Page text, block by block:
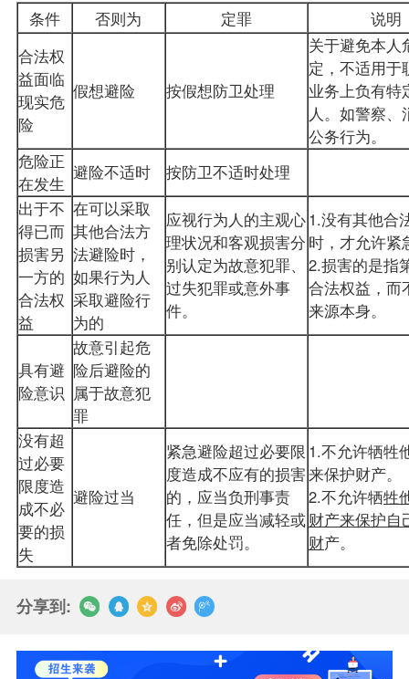
条件
否则为 定罪 说明
合法权
益面临
现实危
险
假想避险 按假想防卫处理
关于避免本人
定，不适用于
业务上负有特
人。如警察、
公务行为。
危险正
在发生
避险不适时
按防卫不适时处理
出于不
得已而
损害另
一方的
合法权
益
在可以采取
其他合法方
法避险时，
如果行为人
采取避险行
为的
应视行为人的主观心
理状况和客观损害分
别认定为故意犯罪、
过失犯罪或意外事
件。
1.没有其他合
时，才允许紧
2.损害的是指
合法权益，而
来源本身。
具有避
险意识
故意引起危
险后避险的
属于故意犯
罪
没有超
过必要
限度造
成不必
要的损
失
避险过当
紧急避险超过必要限
度造成不应有的损害
的，应当负刑事责
任，但是应当减轻或
者免除处罚。
1.不允许牺牲
来保护财产。
2.不允许牺牲
财产来保护自
财产。
分享到: